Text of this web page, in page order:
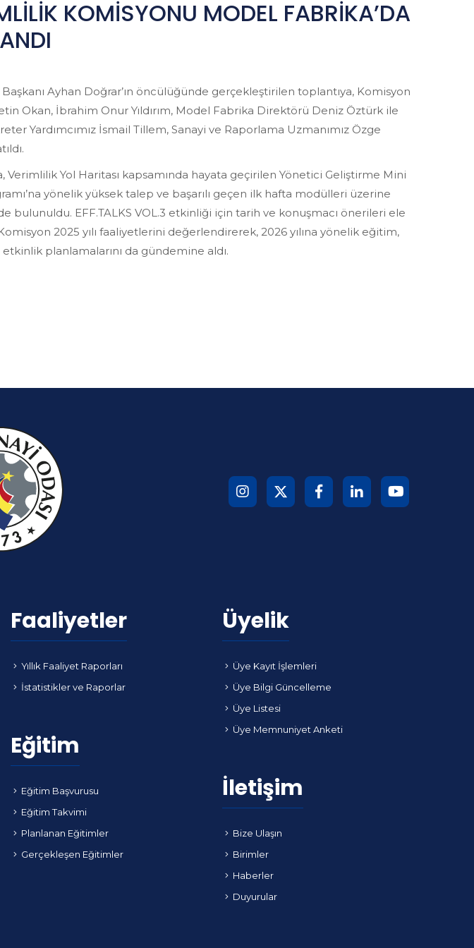
KOMİSYONU MODEL FABRİKA’DA
Ayhan Doğrar’ın öncülüğünde gerçekleştirilen toplantıya, Komisyon
Okan, İbrahim Onur Yıldırım, Model Fabrika Direktörü Deniz Öztürk ile
Yardımcımız İsmail Tillem, Sanayi ve Raporlama Uzmanımız Özge
Verimlilik Yol Haritası kapsamında hayata geçirilen Yönetici Geliştirme Mini
yönelik yüksek talep ve başarılı geçen ilk hafta modülleri üzerine
bulunuldu. EFF.TALKS VOL.3 etkinliği için tarih ve konuşmacı önerileri ele
2025 yılı faaliyetlerini değerlendirerek, 2026 yılına yönelik eğitim,
planlamalarını da gündemine aldı.
Faaliyetler
Yıllık Faaliyet Raporları
İstatistikler ve Raporlar
Eğitim
Eğitim Başvurusu
Eğitim Takvimi
Planlanan Eğitimler
Gerçekleşen Eğitimler
Üyelik
Üye Kayıt İşlemleri
Üye Bilgi Güncelleme
Üye Listesi
Üye Memnuniyet Anketi
İletişim
Bize Ulaşın
Birimler
Haberler
Duyurular